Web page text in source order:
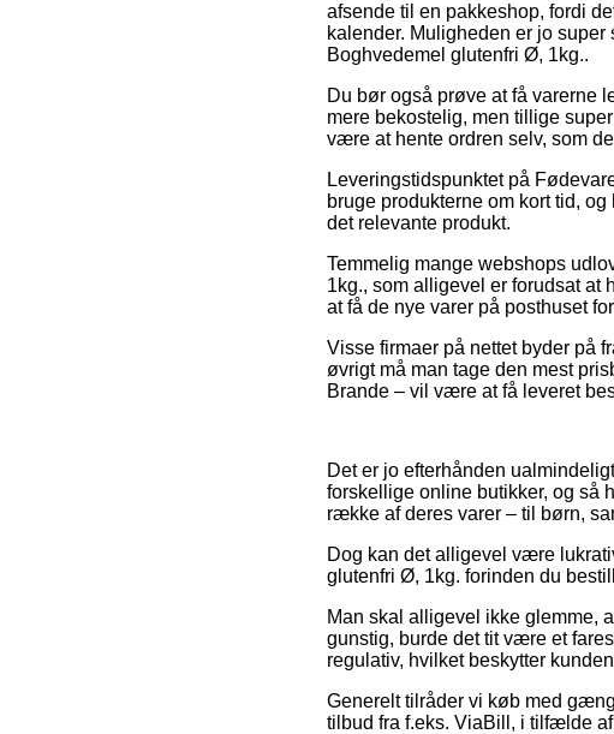
afsende til en pakkeshop, fordi
kalender. Muligheden er jo
Boghvedemel glutenfri Ø, 1kg..
Du bør også prøve at få varerne
mere bekostelig, men tillige
være at hente ordren selv, som
Leveringstidspunktet på
bruge produkterne om kort tid,
det relevante produkt.
Temmelig mange webshops
1kg., som alligevel er forudsat at
at få de nye varer på posthuset
Visse firmaer på nettet byder på
øvrigt må man tage den mest
Brande – vil være at få leveret
Det er jo efterhånden
forskellige online butikker, og så
række af deres varer – til børn,
Dog kan det alligevel være
glutenfri Ø, 1kg. forinden du
Man skal alligevel ikke glemme,
gunstig, burde det tit være et
regulativ, hvilket beskytter
Generelt tilråder vi køb med
tilbud fra f.eks. ViaBill, i tilfælde